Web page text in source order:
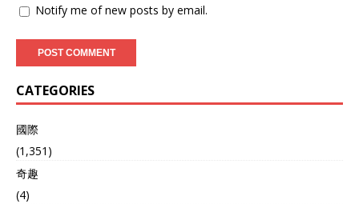
Notify me of new posts by email.
CATEGORIES
國際
(1,351)
奇趣
(4)